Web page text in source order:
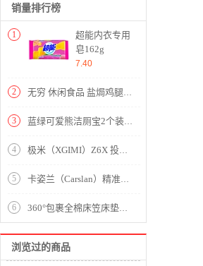
销量排行榜
1
超能内衣专用
皂162g
7.40
2 无穷 休闲食品 盐焗鸡腿 70g/袋 广东特产
3 蓝绿可爱熊洁厕宝2个装【限用日期2023年6月/保质期3年】
4 极米（XGIMI）Z6X 投影仪家用 投影机卧室 投影电视（800ANSI 哈曼卡顿原装音响 运动补偿）
5 卡姿兰（Carslan）精准遮瑕双头美颜笔（遮瑕液2.6g+遮瑕膏4.5g）（黑眼圈雀斑痘印眼袋 保湿 阴影 打底）
6 360°包裹全棉床笠床垫保护套【全棉/质感咖】
浏览过的商品